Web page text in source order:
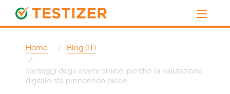
Home Blog (IT)
Vantaggi degli esami online: perché la valutazione
digitale sta prendendo piede